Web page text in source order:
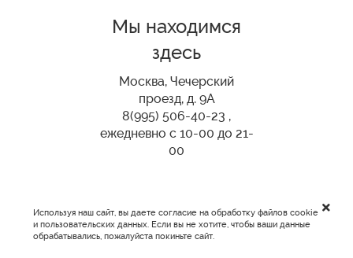
Мы находимся
здесь
Москва, Чечерский
проезд, д. 9А
8(995) 506-40-23 ,
ежедневно с 10-00 до 21-
00
Используя наш сайт, вы даете согласие на обработку файлов cookie
и пользовательских данных. Если вы не хотите, чтобы ваши данные
обрабатывались, пожалуйста покиньте сайт.